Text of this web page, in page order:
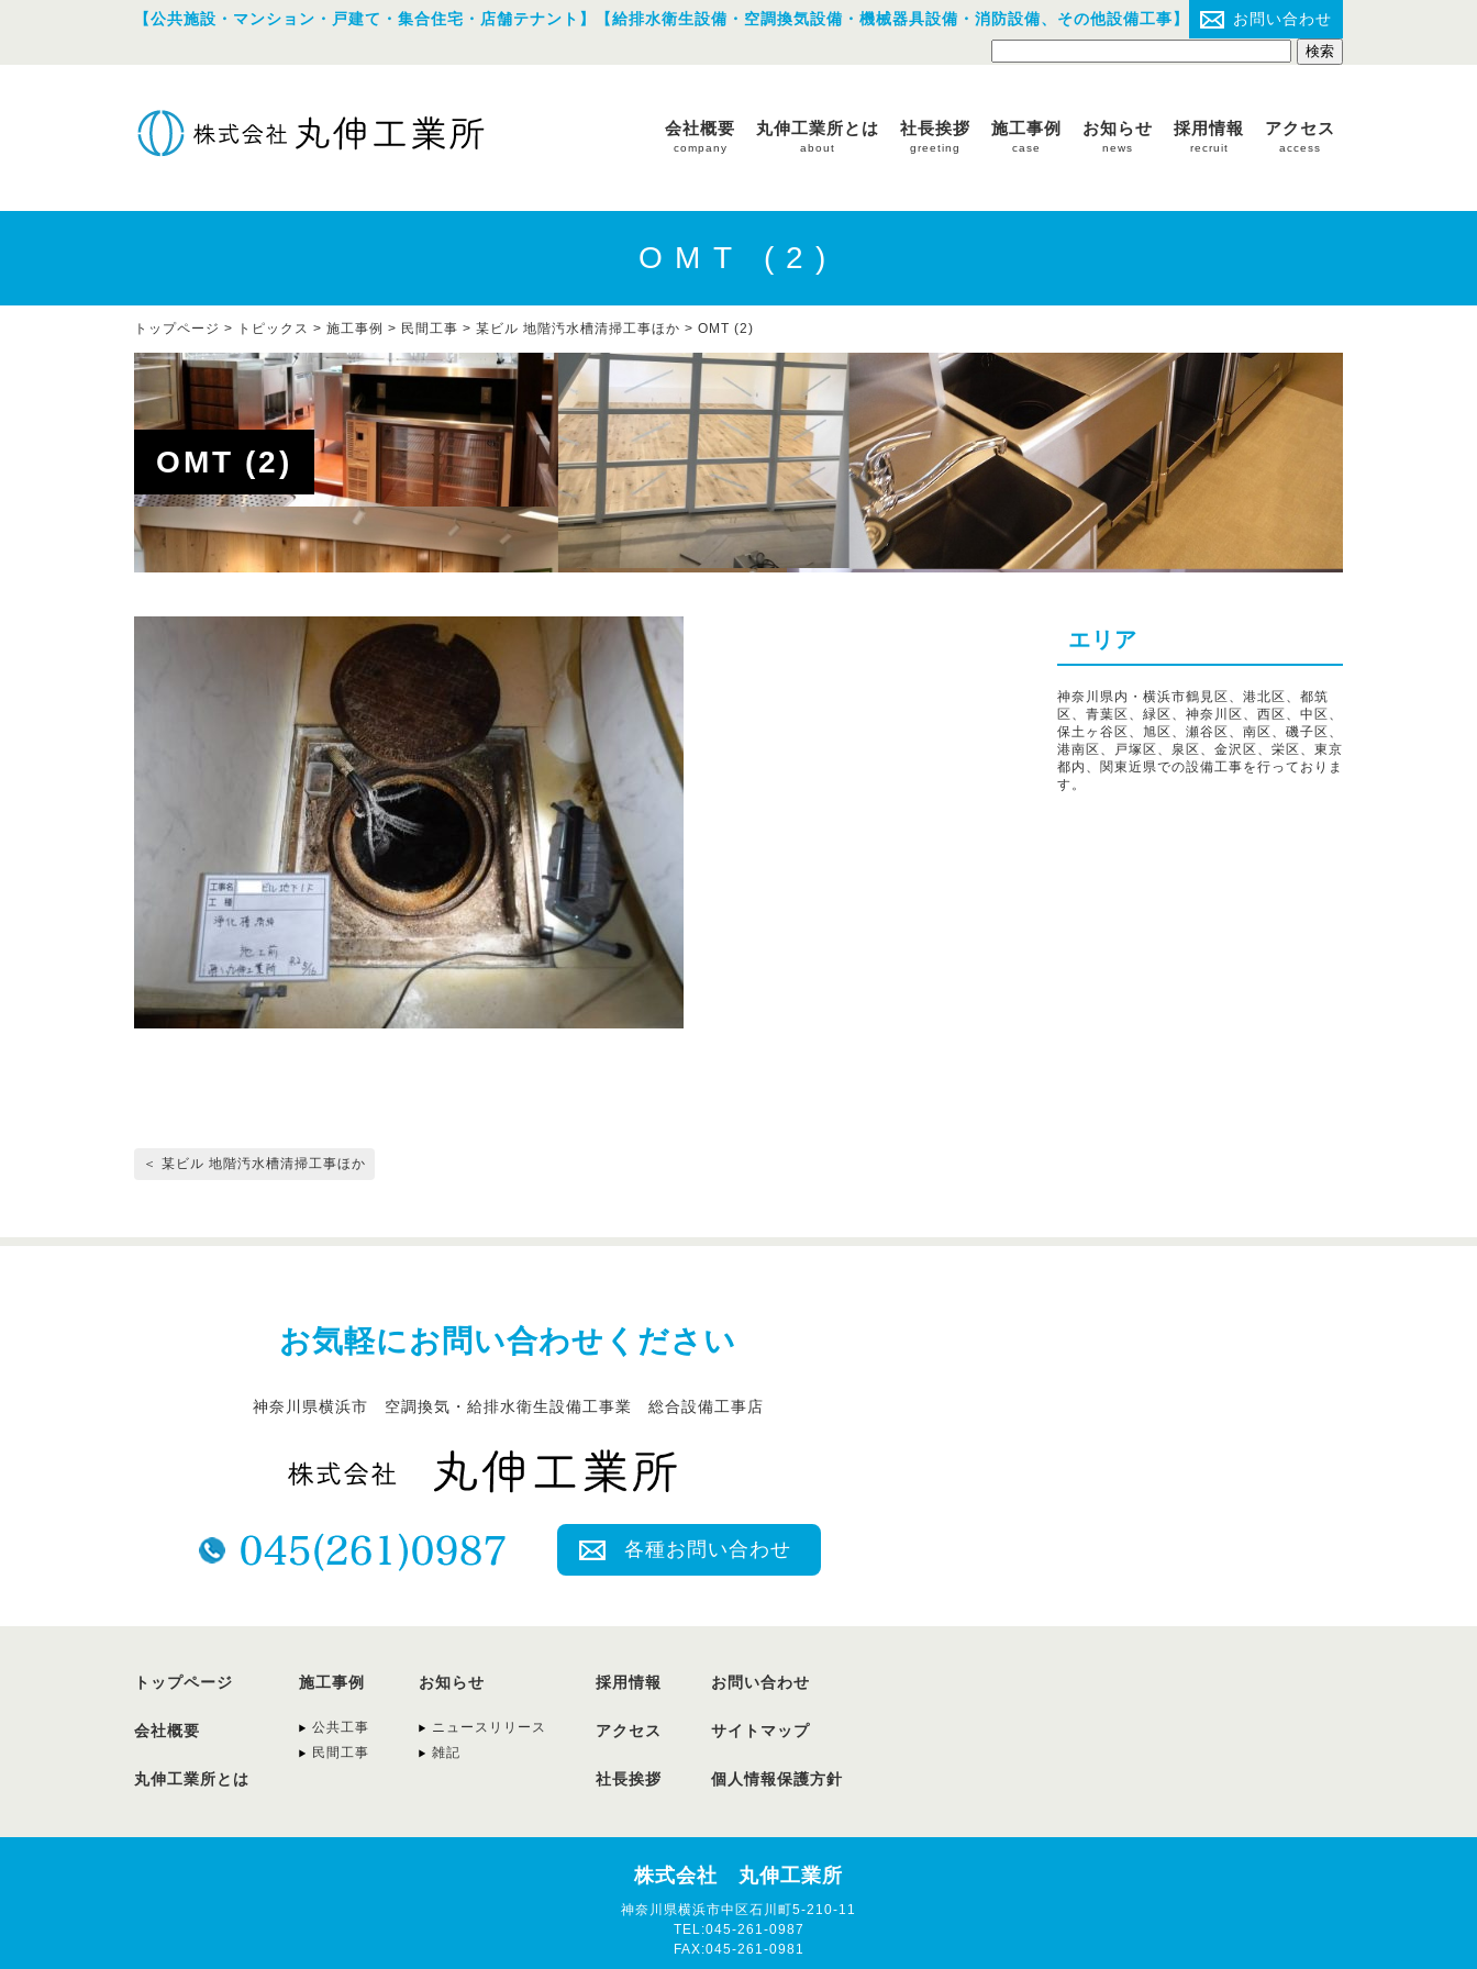
【公共施設・マンション・戸建て・集合住宅・店舗テナント】【給排水衛生設備・空調換気設備・機械器具設備・消防設備、その他設備工事】 お問い合わせ
会社概要
company
丸伸工業所とは
about
社長挨拶
greeting
施工事例
case
お知らせ
news
採用情報
recruit
アクセス
access
OMT (2)
トップページ > トピックス > 施工事例 > 民間工事 > 某ビル 地階汚水槽清掃工事ほか > OMT (2)
OMT (2)
＜ 某ビル 地階汚水槽清掃工事ほか
エリア
神奈川県内・横浜市鶴見区、港北区、都筑
区、青葉区、緑区、神奈川区、西区、中区、
保土ヶ谷区、旭区、瀬谷区、南区、磯子区、
港南区、戸塚区、泉区、金沢区、栄区、東京
都内、関東近県での設備工事を行っておりま
す。
お気軽にお問い合わせください
神奈川県横浜市 空調換気・給排水衛生設備工事業 総合設備工事店
各種お問い合わせ
トップページ
会社概要
丸伸工業所とは
施工事例
公共工事
民間工事
お知らせ
ニュースリリース
雑記
採用情報
アクセス
社長挨拶
お問い合わせ
サイトマップ
個人情報保護方針
株式会社 丸伸工業所
神奈川県横浜市中区石川町5-210-11
TEL:045-261-0987
FAX:045-261-0981